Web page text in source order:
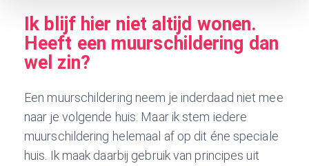
Ik blijf hier niet altijd wonen.
Heeft een muurschildering dan
wel zin?
Een muurschildering neem je inderdaad niet mee
naar je volgende huis. Maar ik stem iedere
muurschildering helemaal af op dit éne speciale
huis. Ik maak daarbij gebruik van principes uit